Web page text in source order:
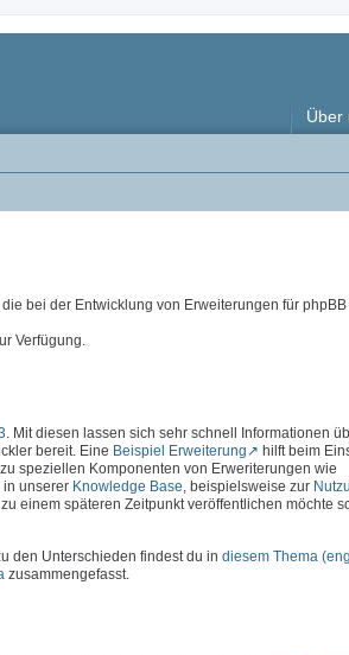
Über
bei der Entwicklung von Erweiterungen für
Verfügung.
. Mit diesen lassen sich sehr schnell Informationen
bereit. Eine Beispiel Erweiterung
hilft beim
speziellen Komponenten von Erweriterungen wie
in unserer Knowledge Base , beispielsweise zur
einem späteren Zeitpunkt veröffentlichen möchte
den Unterschieden findest du in diesem Thema
zusammengefasst.